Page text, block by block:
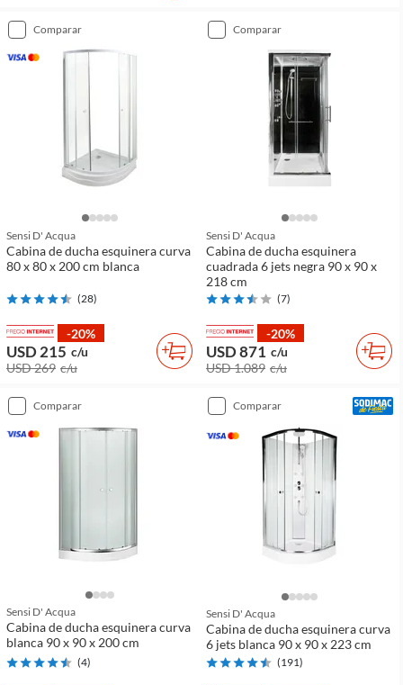
comparar
Sensi D' Acqua
Cabina de ducha esquinera curva
80 x 80 x 200 cm blanca
(28)
-20%
USD 215 c/u
USD 269 c/u
comparar
Sensi D' Acqua
Cabina de ducha esquinera
cuadrada 6 jets negra 90 x 90 x
218 cm
(7)
-20%
USD 871 c/u
USD 1.089 c/u
comparar
Sensi D' Acqua
Cabina de ducha esquinera curva
blanca 90 x 90 x 200 cm
(4)
comparar
Sensi D' Acqua
Cabina de ducha esquinera curva
6 jets blanca 90 x 90 x 223 cm
(191)